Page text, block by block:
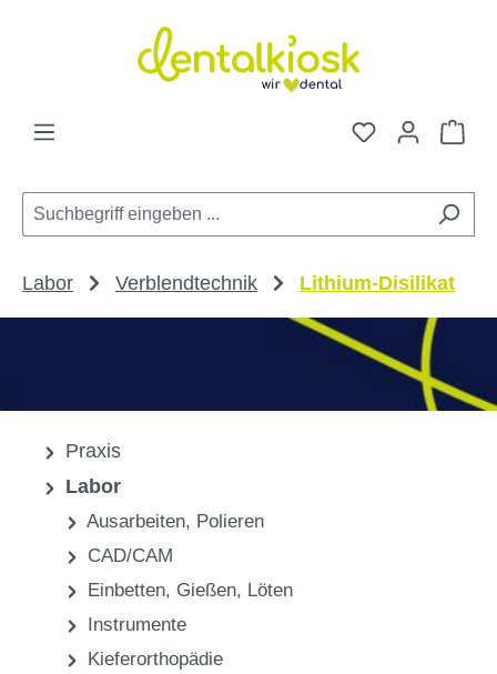
Zum Hauptinhalt springen
Du hast 0
Labor Verblendtechnik Lithium-Disilikat
Praxis
Labor
Ausarbeiten, Polieren
CAD/CAM
Einbetten, Gießen, Löten
Instrumente
Kieferorthopädie